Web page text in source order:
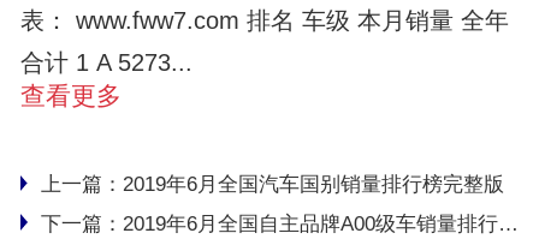
表： www.fww7.com 排名 车级 本月销量 全年
合计 1 A 5273...
查看更多
上一篇： 2019年6月全国汽车国别销量排行榜完整版
下一篇： 2019年6月全国自主品牌A00级车销量排行榜完整版